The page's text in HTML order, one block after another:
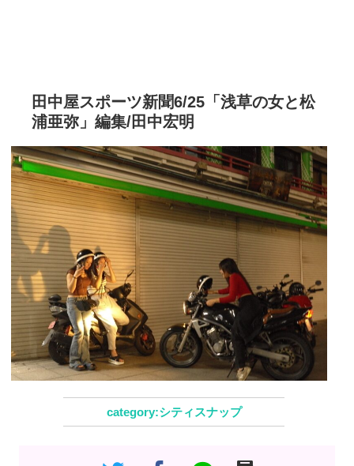
田中屋スポーツ新聞6/25「浅草の女と松
浦亜弥」編集/田中宏明
シティスナップ